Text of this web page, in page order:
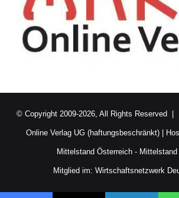
© Copyright 2009-2026, All Rights Reserved |
Online Verlag UG (haftungsbeschränkt)|
Mittelstand Österreich-
Mitglied im: Wirtschaftsnetzwerk